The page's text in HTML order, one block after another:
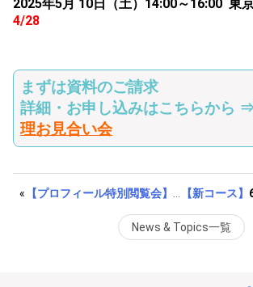
2025年5月 10日（土）14:00～16:00 東
4/28
まずは資料のご請求
詳細・お申し込みはこちらから ⇒
理お見合い会
« 予約受付中！
News & Topics一覧
【新コース】